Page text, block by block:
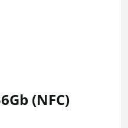
(NFC)